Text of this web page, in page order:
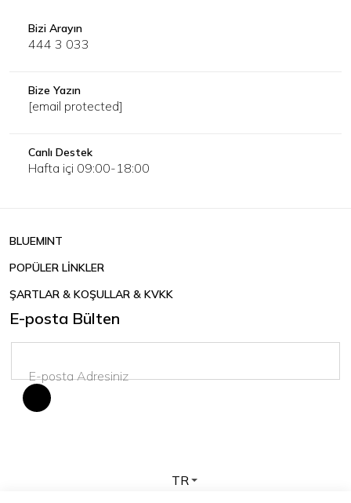
Bizi Arayın
444 3 033
Bize Yazın
[email protected]
Canlı Destek
Hafta içi 09:00-18:00
BLUEMINT
POPÜLER LİNKLER
ŞARTLAR & KOŞULLAR & KVKK
E-posta Bülten
TR